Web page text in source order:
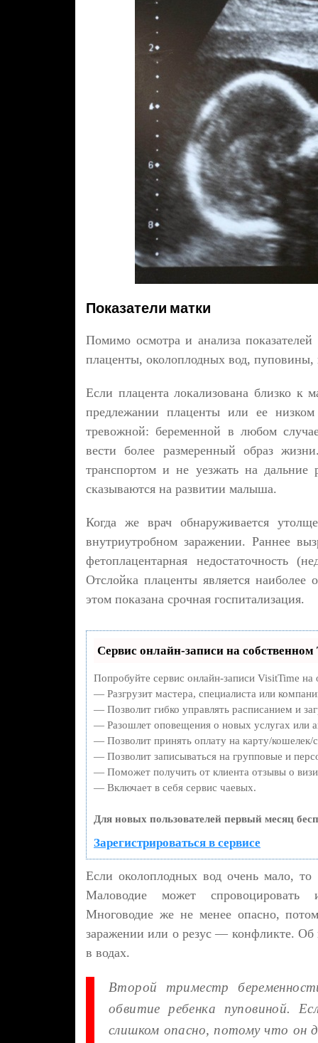
Показатели матки
Помимо осмотра и анализа показателей
плаценты, околоплодных вод,
Если плацента локализована близко к
предлежании плаценты или ее низком
тревожной: беременной в любом
вести более размеренный образ
транспортом и не уезжать на дальние
сказываются на развитии малыша.
Когда же врач обнаруживается
внутриутробном заражении. Раннее
фетоплацентарная недостаточность
Отслойка плаценты является
этом показана срочная госпитализация.
Сервис онлайн-записи на собственном
Попробуйте сервис онлайн-записи VisitTime
— Разгрузит мастера, специалиста или
— Позволит гибко управлять расписанием и
— Разошлет оповещения о новых услугах или
— Позволит принять оплату на карту/кошелек/
— Позволит записываться на групповые и
— Поможет получить от клиента отзывы о
— Включает в себя сервис чаевых.
Для новых пользователей первый месяц
Зарегистрироваться в сервисе
Если околоплодных вод очень мало, то
Маловодие может спровоцировать
Многоводие же не менее опасно,
заражении или о резус — конфликте. Об
в водах.
Второй триместр
обвитие ребенка пуповиной.
слишком опасно, потому что он